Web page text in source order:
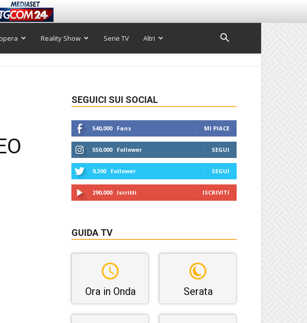
Reality Show Serie TV Altri
SEGUICI SUI SOCIAL
540,000 Fans MI PIACE
550,000 Follower SEGUI
9,300 Follower SEGUI
290,000 Iscritti ISCRIVITI
GUIDA TV
Ora in Onda Serata